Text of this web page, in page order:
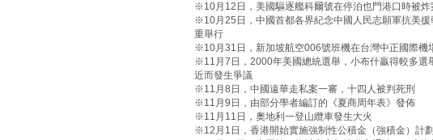
※10月12日，美國驅逐艦科爾號在停泊也門港口時被炸
※10月25日，中國首都各界紀念中國人民志願軍抗美
重舉行
※10月31日，新加坡航空006號班機在台灣中正國際機
※11月7日，2000年美國總統選舉，小布什贏得較多選
近而發生爭議
※11月8日，中國遠華走私案一審，十四人被判死刑
※11月9日，由部分學者編訂的《夏商周年表》發佈
※11月11日，奧地利一登山纜車發生大火
※12月1日，香港開始實施強制性公積金（強積金）計劃